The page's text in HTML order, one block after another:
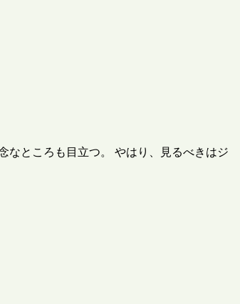
なところも目立つ。 やはり、見るべきはジ